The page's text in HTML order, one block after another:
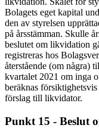
Bolagets eget kapital
den av styrelsen
på årsstämman. Skulle
beslutet om likvidation
registreras hos
återstående (om några)
kvartalet 2021 om inga
beräknas
förslag till likvidator.
Punkt 15 - Beslut